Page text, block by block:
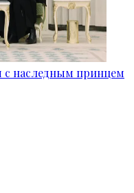
с наследным принцем